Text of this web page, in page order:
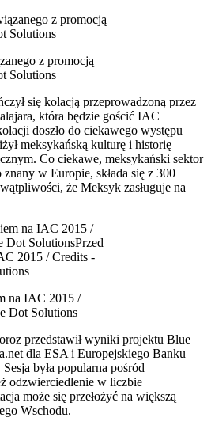
z promocją
Solutions
się kolacją przeprowadzoną przez
która będzie gościć IAC
doszło do ciekawego występu
meksykańską kulturę i historię
Co ciekawe, meksykański sektor
znany w Europie, składa się z 300
że Meksyk zasługuje na
na IAC 2015 /
Dot Solutions
przedstawił wyniki projektu Blue
dla ESA i Europejskiego Banku
była popularna pośród
odzwierciedlenie w liczbie
może się przełożyć na większą
Wschodu.